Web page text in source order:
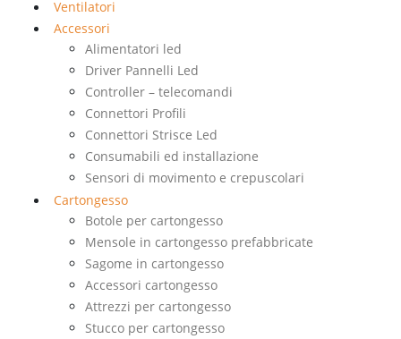
Ventilatori
Accessori
Alimentatori led
Driver Pannelli Led
Controller – telecomandi
Connettori Profili
Connettori Strisce Led
Consumabili ed installazione
Sensori di movimento e crepuscolari
Cartongesso
Botole per cartongesso
Mensole in cartongesso prefabbricate
Sagome in cartongesso
Accessori cartongesso
Attrezzi per cartongesso
Stucco per cartongesso